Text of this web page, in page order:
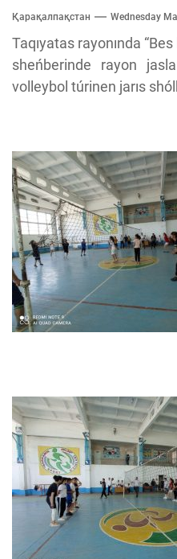
Қарақалпақстан Wednesday
Taqıyatas rayonında
sheńberinde rayon
volleybol túrinen jarıs